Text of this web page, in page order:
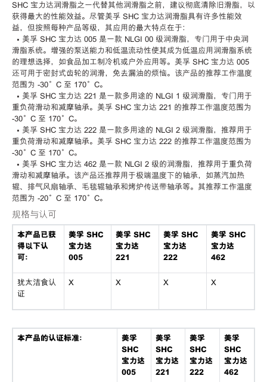
SHC 宝力达润滑脂之一代替其他润滑脂之前，建议彻底清除旧滑脂，以
获得最大的性能效益。尽管美孚 SHC 宝力达润滑脂具有许多性能效
益，但按照每种产品等级，其应用的最大特点在于：
• 美孚 SHC 宝力达 005 是一款 NLGI 00 级润滑脂，专门用于中央润
滑脂系统。增强的泵送能力和低温流动性使其成为低温应用润滑脂系统
的理想选择，如食品加工制冷机或户外应用等。美孚 SHC 宝力达 005
还可用于密封式齿轮的润滑，免去漏油的烦恼。该产品的推荐工作温度
范围为 -30°C 至 170°C。
• 美孚 SHC 宝力达 221 是一款多用途的 NLGI 1 级润滑脂，专门用于
重负荷滑动和减摩轴承。美孚 SHC 宝力达 221 的推荐工作温度范围为
-30°C 至 170°C。
• 美孚 SHC 宝力达 222 是一款多用途的 NLGI 2 级润滑脂，推荐用于
重负荷滑动和减摩轴承。美孚 SHC 宝力达 222 的推荐工作温度范围为
-30°C 至 170°C。
• 美孚 SHC 宝力达 462 是一款 NLGI 2 级的润滑脂，推荐用于重负荷
滑动和减摩轴承。该产品还推荐用于极端温度下的轴承，如蒸汽加热
辊、排气风扇轴承、毛毯辊轴承和烤炉传送带轴承等。其推荐工作温度
范围为 -20°C 至 170°C。
规格与认可
本产品已获
得以下认
可：
美孚 SHC
宝力达
005
美孚 SHC
宝力达
221
美孚 SHC
宝力达
222
美孚 SHC
宝力达
462
犹太洁食认
证
X X X X
本产品的认证标准：
美孚
SHC
宝力达
005
美孚
SHC
宝力达
221
美孚
SHC
宝力达
222
美孚
SHC
宝力达
462